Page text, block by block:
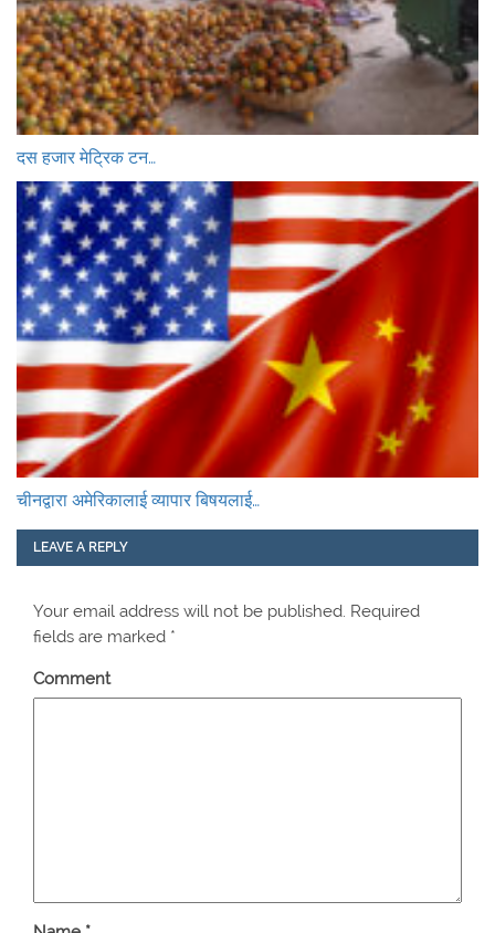
दस हजार मेट्रिक टन…
चीनद्वारा अमेरिकालाई व्यापार बिषयलाई…
LEAVE A REPLY
Your email address will not be published. Required
fields are marked *
Comment